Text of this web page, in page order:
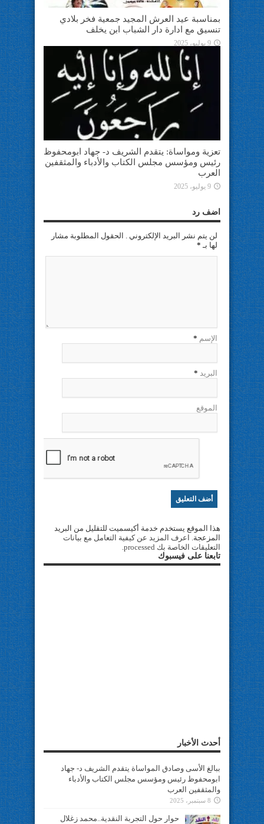
بمناسبة عيد العرش المجيد جمعية فخر بلادي
تنسيق مع ادارة دار الشباب ابن يخلف
9 يوليو، 2025
تعزية ومواساة: يتقدم الشريف د- جهاد ابومحفوظ
رئيس ومؤسس مجلس الكتاب والأدباء والمثقفين
العرب
9 يوليو، 2025
اضف رد
لن يتم نشر البريد الإلكتروني . الحقول المطلوبة مشار
لها بـ *
الإسم *
البريد *
الموقع
هذا الموقع يستخدم خدمة أكيسميت للتقليل من البريد
المزعجة. اعرف المزيد عن كيفية التعامل مع بيانات
التعليقات الخاصة بك processed
.
تابعنا على فيسبوك
أحدث الأخبار
ببالغ الأسى وصادق المواساة يتقدم الشريف د- جهاد
ابومحفوظ رئيس ومؤسس مجلس الكتاب والأدباء
والمثقفين العرب
8 سبتمبر، 2025
حوار حول التجربة النقدية..محمد زغلال